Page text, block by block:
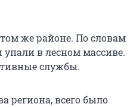
же районе. По словам
упали в лесном массиве.
службы.
региона, всего было